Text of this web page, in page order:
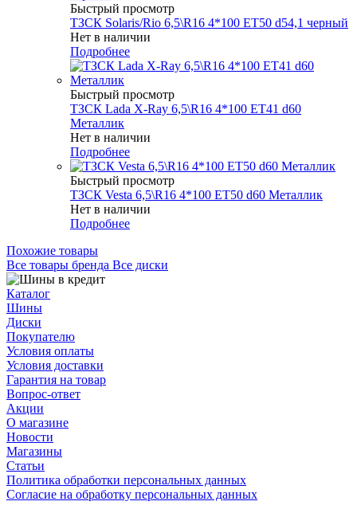
Быстрый просмотр
ТЗСК Solaris/Rio 6,5\R16 4*100 ET50 d54,1 черный
Нет в наличии
Подробнее
Быстрый просмотр
ТЗСК Lada X-Ray 6,5\R16 4*100 ET41 d60
Металлик
Нет в наличии
Подробнее
Быстрый просмотр
ТЗСК Vesta 6,5\R16 4*100 ET50 d60 Металлик
Нет в наличии
Подробнее
Похожие товары
Все товары бренда Все диски
Каталог
Шины
Диски
Покупателю
Условия оплаты
Условия доставки
Гарантия на товар
Вопрос-ответ
Акции
О магазине
Новости
Магазины
Статьи
Политика обработки персональных данных
Согласие на обработку персональных данных